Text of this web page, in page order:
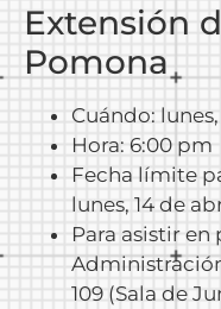
Extensión
Pomona
Cuándo:
Hora: 6:00 pm
Fecha límite
lunes, 14 de
Para asistir
109 (Sala de